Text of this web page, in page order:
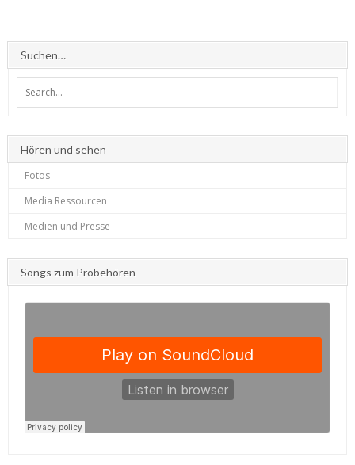
Suchen…
Hören und sehen
Fotos
Media Ressourcen
Medien und Presse
Songs zum Probehören